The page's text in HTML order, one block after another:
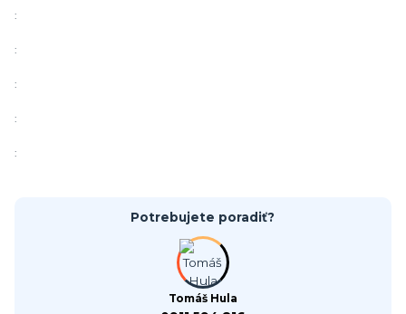
:
:
:
:
:
Potrebujete poradiť?
Tomáš Hula